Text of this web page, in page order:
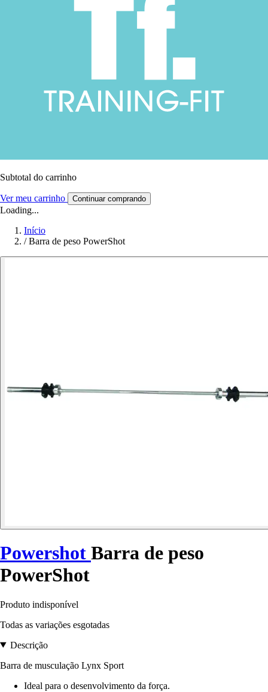
Subtotal do carrinho
Ver meu carrinho Continuar comprando
Loading...
Início
/ Barra de peso PowerShot
Powershot Barra de peso
PowerShot
Produto indisponível
Todas as variações esgotadas
Descrição
Barra de musculação Lynx Sport
Ideal para o desenvolvimento da força.